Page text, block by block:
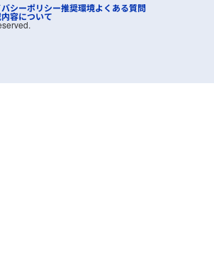
シーポリシー推奨環境よくある質問
容について